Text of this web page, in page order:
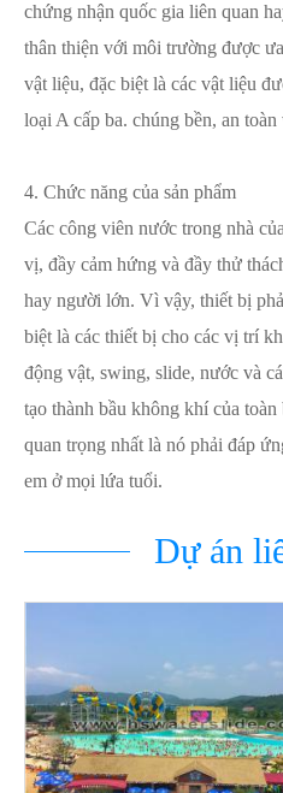
chứng nhận quốc gia liên quan
thân thiện với môi trường được
vật liệu, đặc biệt là các vật liệu
loại A cấp ba. chúng bền, an
4. Chức năng của sản phẩm
Các công viên nước trong nhà
vị, đầy cảm hứng và đầy thử
hay người lớn. Vì vậy, thiết bị
biệt là các thiết bị cho các vị trí
động vật, swing, slide, nước và
tạo thành bầu không khí của
quan trọng nhất là nó phải đáp
em ở mọi lứa tuổi.
Dự án